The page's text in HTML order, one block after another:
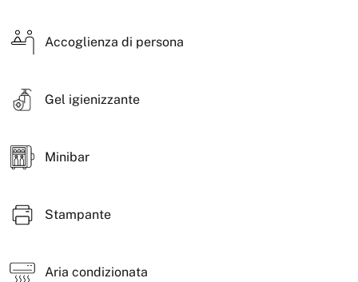
Accoglienza di persona
Gel igienizzante
Minibar
Stampante
Aria condizionata